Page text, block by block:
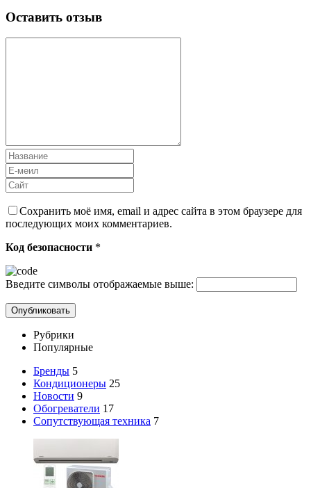
Оставить отзыв
Сохранить моё имя, email и адрес сайта в этом браузере для
последующих моих комментариев.
Код безопасности *
Введите символы отображаемые выше:
Рубрики
Популярные
Бренды 5
Кондиционеры 25
Новости 9
Обогреватели 17
Сопутствующая техника 7